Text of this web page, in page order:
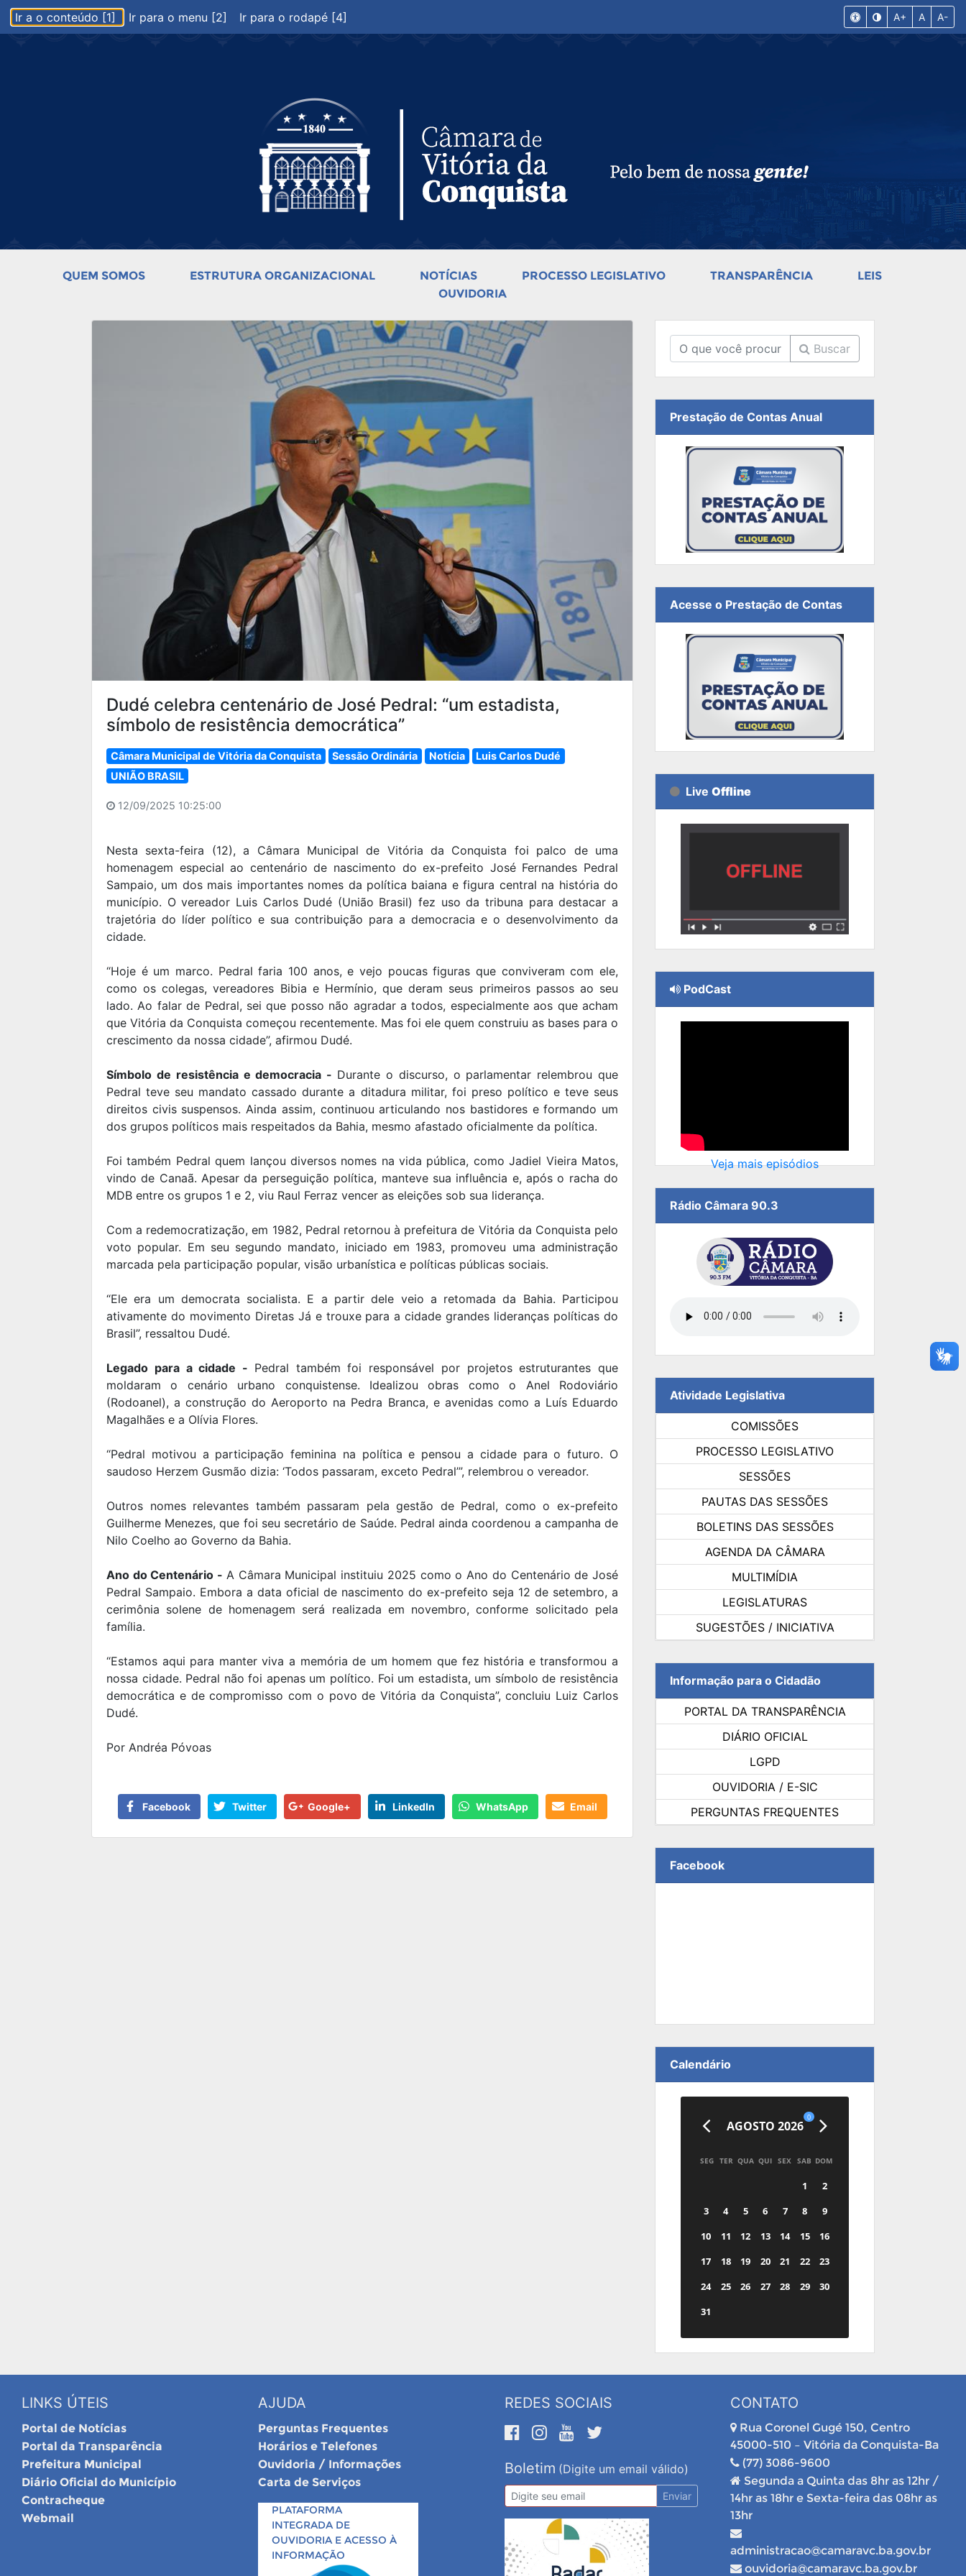
Ir a o conteúdo [1] Ir para o menu [2] Ir para o rodapé [4] A+ A A-
QUEM SOMOS ESTRUTURA ORGANIZACIONAL NOTÍCIAS PROCESSO LEGISLATIVO TRANSPARÊNCIA
LEIS
OUVIDORIA
Dudé celebra centenário de José Pedral: “um estadista,
símbolo de resistência democrática”
Câmara Municipal de Vitória da Conquista Sessão Ordinária Notícia
Luis Carlos Dudé
UNIÃO BRASIL
12/09/2025 10:25:00
Nesta sexta-feira (12), a Câmara Municipal de Vitória da Conquista foi palco de uma
homenagem especial ao centenário de nascimento do ex-prefeito José Fernandes Pedral
Sampaio, um dos mais importantes nomes da política baiana e figura central na história do
município. O vereador Luis Carlos Dudé (União Brasil) fez uso da tribuna para destacar a
trajetória do líder político e sua contribuição para a democracia e o desenvolvimento da
cidade.
“Hoje é um marco. Pedral faria 100 anos, e vejo poucas figuras que conviveram com ele,
como os colegas, vereadores Bibia e Hermínio, que deram seus primeiros passos ao seu
lado. Ao falar de Pedral, sei que posso não agradar a todos, especialmente aos que acham
que Vitória da Conquista começou recentemente. Mas foi ele quem construiu as bases para o
crescimento da nossa cidade”, afirmou Dudé.
Símbolo de resistência e democracia - Durante o discurso, o parlamentar relembrou que
Pedral teve seu mandato cassado durante a ditadura militar, foi preso político e teve seus
direitos civis suspensos. Ainda assim, continuou articulando nos bastidores e formando um
dos grupos políticos mais respeitados da Bahia, mesmo afastado oficialmente da política.
Foi também Pedral quem lançou diversos nomes na vida pública, como Jadiel Vieira Matos,
vindo de Canaã. Apesar da perseguição política, manteve sua influência e, após o racha do
MDB entre os grupos 1 e 2, viu Raul Ferraz vencer as eleições sob sua liderança.
Com a redemocratização, em 1982, Pedral retornou à prefeitura de Vitória da Conquista pelo
voto popular. Em seu segundo mandato, iniciado em 1983, promoveu uma administração
marcada pela participação popular, visão urbanística e políticas públicas sociais.
“Ele era um democrata socialista. E a partir dele veio a retomada da Bahia. Participou
ativamente do movimento Diretas Já e trouxe para a cidade grandes lideranças políticas do
Brasil”, ressaltou Dudé.
Legado para a cidade - Pedral também foi responsável por projetos estruturantes que
moldaram o cenário urbano conquistense. Idealizou obras como o Anel Rodoviário
(Rodoanel), a construção do Aeroporto na Pedra Branca, e avenidas como a Luís Eduardo
Magalhães e a Olívia Flores.
“Pedral motivou a participação feminina na política e pensou a cidade para o futuro. O
saudoso Herzem Gusmão dizia: ‘Todos passaram, exceto Pedral’”, relembrou o vereador.
Outros nomes relevantes também passaram pela gestão de Pedral, como o ex-prefeito
Guilherme Menezes, que foi seu secretário de Saúde. Pedral ainda coordenou a campanha de
Nilo Coelho ao Governo da Bahia.
Ano do Centenário - A Câmara Municipal instituiu 2025 como o Ano do Centenário de José
Pedral Sampaio. Embora a data oficial de nascimento do ex-prefeito seja 12 de setembro, a
cerimônia solene de homenagem será realizada em novembro, conforme solicitado pela
família.
“Estamos aqui para manter viva a memória de um homem que fez história e transformou a
nossa cidade. Pedral não foi apenas um político. Foi um estadista, um símbolo de resistência
democrática e de compromisso com o povo de Vitória da Conquista”, concluiu Luiz Carlos
Dudé.
Por Andréa Póvoas
Facebook Twitter Google+ LinkedIn WhatsApp Email
Buscar
Prestação de Contas Anual
Acesse o Prestação de Contas
Live Offline
PodCast
Veja mais episódios
Rádio Câmara 90.3
Atividade Legislativa
COMISSÕES
PROCESSO LEGISLATIVO
SESSÕES
PAUTAS DAS SESSÕES
BOLETINS DAS SESSÕES
AGENDA DA CÂMARA
MULTIMÍDIA
LEGISLATURAS
SUGESTÕES / INICIATIVA
Informação para o Cidadão
PORTAL DA TRANSPARÊNCIA
DIÁRIO OFICIAL
LGPD
OUVIDORIA / E-SIC
PERGUNTAS FREQUENTES
Facebook
Calendário
AGOSTO 2026
0
SEG TER QUA QUI SEX SAB DOM
1
2
3
4 5 6 7 8
9
10
11 12 13 14 15
16
17
18 19 20 21 22
23
24
25 26 27 28 29
30
31
LINKS ÚTEIS
Portal de Notícias
Portal da Transparência
Prefeitura Municipal
Diário Oficial do Município
Contracheque
Webmail
AJUDA
Perguntas Frequentes
Horários e Telefones
Ouvidoria / Informações
Carta de Serviços
PLATAFORMA
INTEGRADA DE
OUVIDORIA E ACESSO À
INFORMAÇÃO
REDES SOCIAIS
Boletim (Digite um email válido)
Enviar
CONTATO
Rua Coronel Gugé 150, Centro
45000-510 – Vitória da Conquista-Ba
(77) 3086-9600
Segunda a Quinta das 8hr as 12hr /
14hr as 18hr e Sexta-feira das 08hr as
13hr
administracao@camaravc.ba.gov.br
ouvidoria@camaravc.ba.gov.br